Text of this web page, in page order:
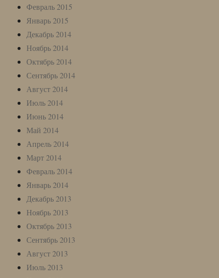
Февраль 2015
Январь 2015
Декабрь 2014
Ноябрь 2014
Октябрь 2014
Сентябрь 2014
Август 2014
Июль 2014
Июнь 2014
Май 2014
Апрель 2014
Март 2014
Февраль 2014
Январь 2014
Декабрь 2013
Ноябрь 2013
Октябрь 2013
Сентябрь 2013
Август 2013
Июль 2013